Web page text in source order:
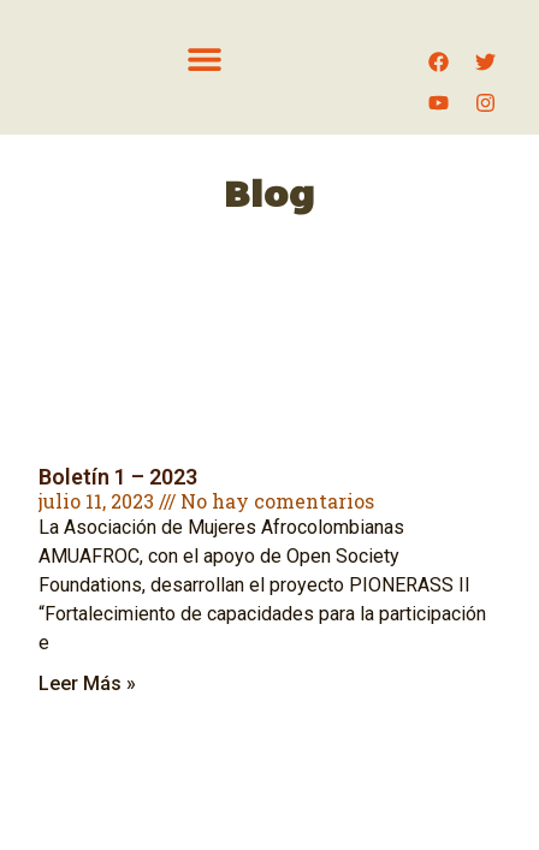
Blog
Boletín 1 – 2023
julio 11, 2023
No hay comentarios
La Asociación de Mujeres Afrocolombianas
AMUAFROC, con el apoyo de Open Society
Foundations, desarrollan el proyecto PIONERASS II
“Fortalecimiento de capacidades para la participación
e
Leer Más »